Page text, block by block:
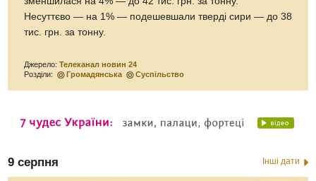
Несуттєво — на 1% — подешевшали тверді сири — до 38
тис. грн. за тонну.
Джерело:Телеканал новин 24
Розділи:
Громадянська Суспільство
9 серпня Інші дати